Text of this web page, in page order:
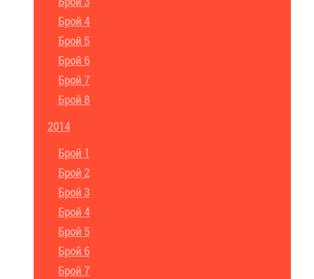
Брой 4
Брой 5
Брой 6
Брой 7
Брой 8
2014
Брой 1
Брой 2
Брой 3
Брой 4
Брой 5
Брой 6
Брой 7